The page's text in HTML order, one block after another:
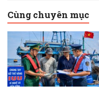
Cùng chuyên mục